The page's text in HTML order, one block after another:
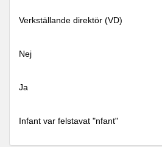
Verkställande direktör (VD)
Nej
Ja
Infant var felstavat "nfant"